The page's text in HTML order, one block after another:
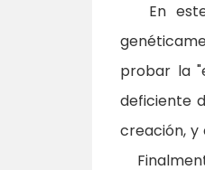
En este
probar la
deficiente
creación, y